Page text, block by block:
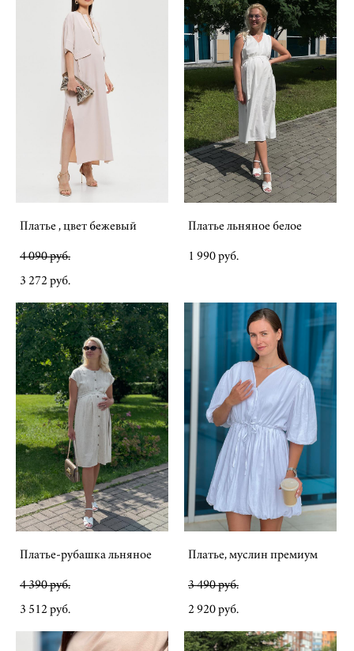
Платье , цвет бежевый
4 090 pуб.
3 272 pуб.
Платье льняное белое
1 990 pуб.
Платье-рубашка льняное
4 390 pуб.
3 512 pуб.
Платье, муслин премиум
3 490 pуб.
2 920 pуб.